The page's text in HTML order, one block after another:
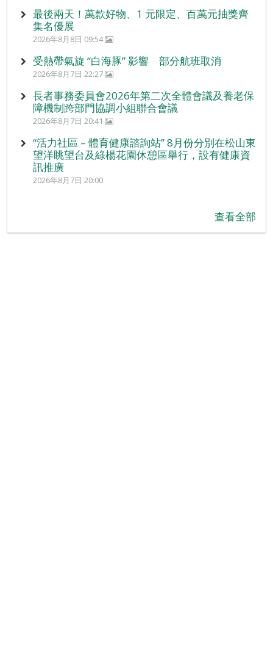
最後兩天！萬款好物、1 元限定、百萬元抽獎齊
集名優展
2026年8月8日 09:54
受熱帶氣旋 “白海豚” 影響 部分航班取消
2026年8月7日 22:27
長者事務委員會2026年第二次全體會議及養老保
障機制跨部門協調小組聯合會議
2026年8月7日 20:41
“活力社區 – 體育健康諮詢站” 8月份分別在松山東
望洋眺望台及綠楊花園休憩區舉行，設有健康資
訊推廣
2026年8月7日 20:00
查看全部